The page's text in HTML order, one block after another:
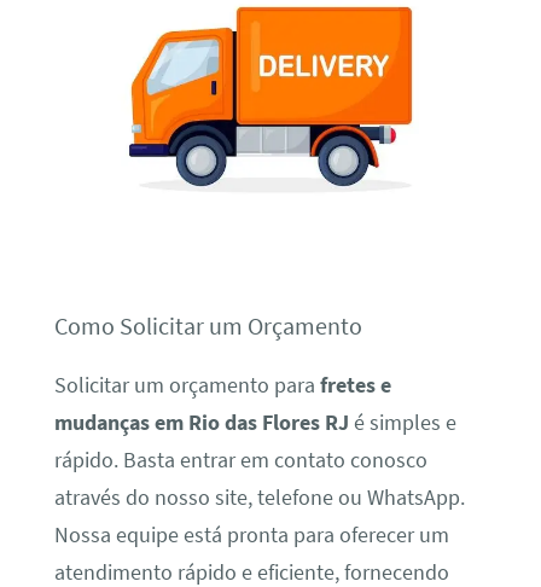
Como Solicitar um Orçamento
Solicitar um orçamento para fretes e
mudanças em Rio das Flores RJ é simples e
rápido. Basta entrar em contato conosco
através do nosso site, telefone ou WhatsApp.
Nossa equipe está pronta para oferecer um
atendimento rápido e eficiente, fornecendo